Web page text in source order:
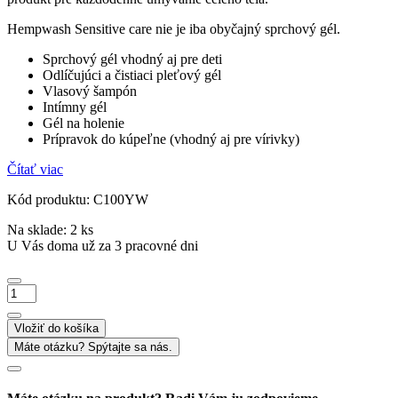
Hempwash Sensitive care nie je iba obyčajný sprchový gél.
Sprchový gél vhodný aj pre deti
Odlíčujúci a čistiaci pleťový gél
Vlasový šampón
Intímny gél
Gél na holenie
Prípravok do kúpeľne (vhodný aj pre vírivky)
Čítať viac
Kód produktu: C100YW
Na sklade: 2 ks
U Vás doma už za 3 pracovné dni
množstvo
HEMPwash
Sensitive
Care,
Teatree
&
Vložiť do košíka
Máte otázku? Spýtajte sa nás.